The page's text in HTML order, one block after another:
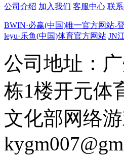
公司介绍 加入我们 客服中心 联
BWIN·必赢(中国)唯一官方网站-
leyu·乐鱼(中国)体育官方网站 JN
公司地址：
栋1楼开元体
文化部网络